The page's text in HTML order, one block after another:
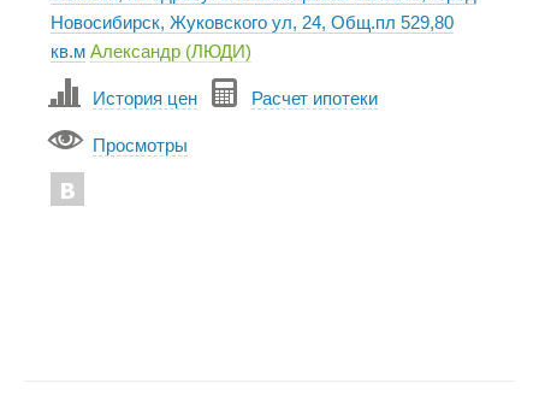
Новосибирск, Жуковского ул, 24, Общ.пл 529,80
кв.м Александр (ЛЮДИ)
История цен Расчет ипотеки
Просмотры